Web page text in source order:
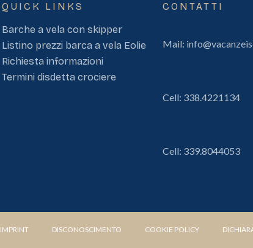
QUICK LINKS
Barche a vela con skipper
Listino prezzi barca a vela Eolie
Richiesta informazioni
Termini disdetta crociere
CONTATTI
Mail:
Cell: 338.4221134
Cell: 339.8044053
IMPRINT DISCONOSCIMENTO COOKIE POLICY